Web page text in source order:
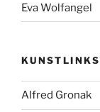
Eva Wolfangel
KUNSTLINKS
Alfred Gronak